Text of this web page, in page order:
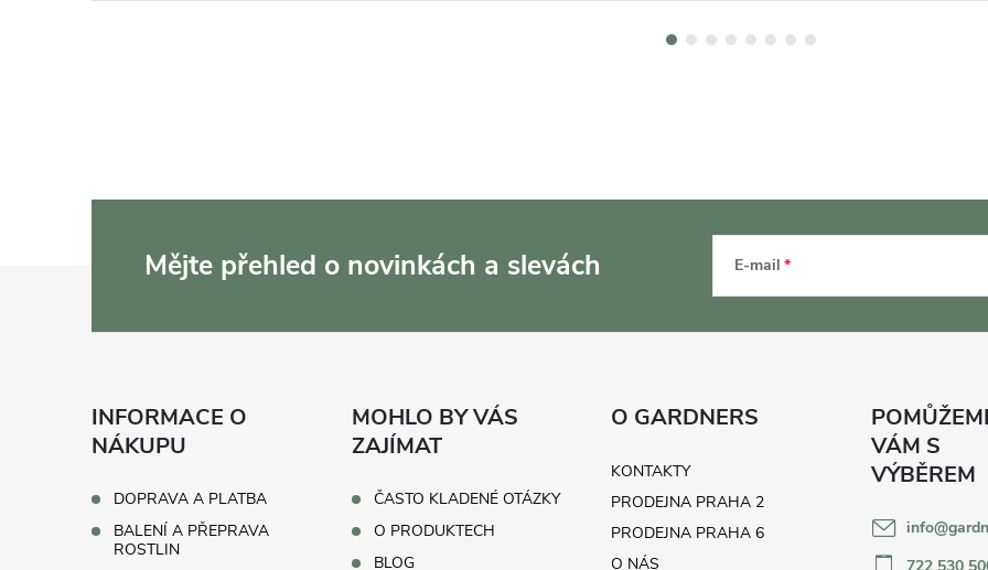
Mějte přehled o novinkách a slevách E-mail
INFORMACE O
NÁKUPU
DOPRAVA A PLATBA
BALENÍ A PŘEPRAVA
ROSTLIN
MOHLO BY VÁS
ZAJÍMAT
ČASTO KLADENÉ OTÁZKY
O PRODUKTECH
BLOG
O GARDNERS
KONTAKTY
PRODEJNA PRAHA 2
PRODEJNA PRAHA 6
O NÁS
info@